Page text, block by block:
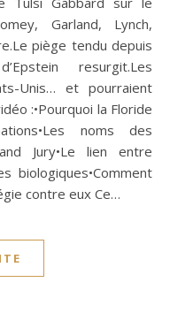
Garland, Lynch,
piège tendu depuis
resurgit.Les
Unis… et pourraient
:•Pourquoi la Floride
noms des
Jury•Le lien entre
biologiques•Comment
contre eux Ce…